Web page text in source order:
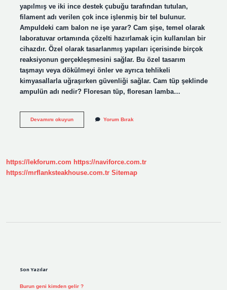
yapılmış ve iki ince destek çubuğu tarafından tutulan,
filament adı verilen çok ince işlenmiş bir tel bulunur.
Ampuldeki cam balon ne işe yarar? Cam şişe, temel olarak
laboratuvar ortamında çözelti hazırlamak için kullanılan bir
cihazdır. Özel olarak tasarlanmış yapıları içerisinde birçok
reaksiyonun gerçekleşmesini sağlar. Bu özel tasarım
taşmayı veya dökülmeyi önler ve ayrıca tehlikeli
kimyasallarla uğraşırken güvenliği sağlar. Cam tüp şeklinde
ampulün adı nedir? Floresan tüp, floresan lamba…
Devamını okuyunCam
Yorum Bırak
https://lekforum.com https://naviforce.com.tr
https://mrflanksteakhouse.com.tr Sitemap
Son Yazılar
Burun geni kimden gelir ?